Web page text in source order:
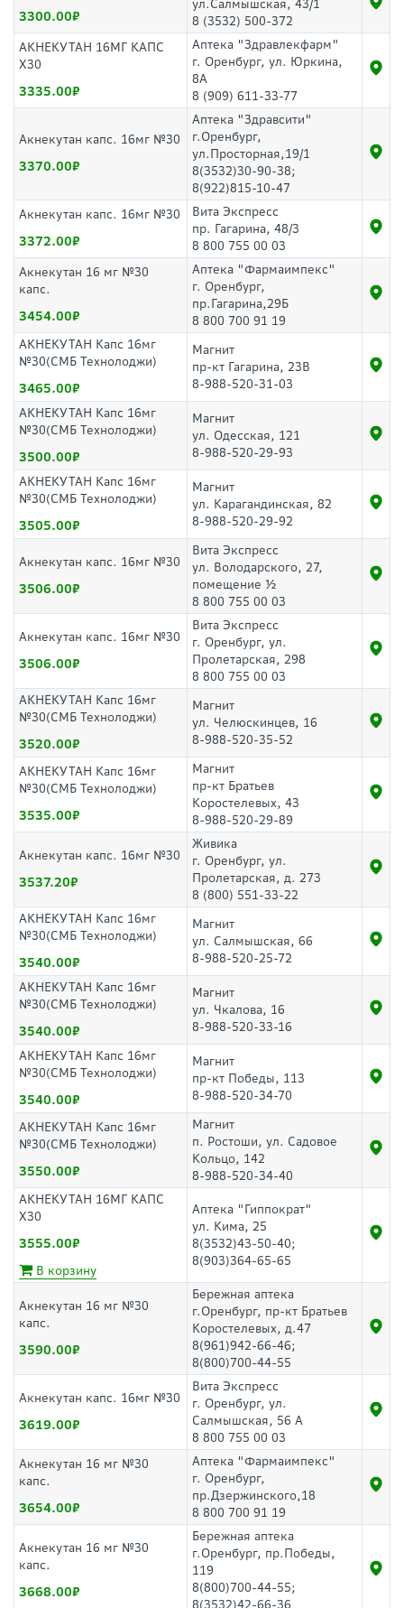
3300.00
ул.Салмышская, 43/1
8 (3532) 500-372
АКНЕКУТАН 16МГ КАПС
Х30
3335.00
Аптека "Здравлекфарм"
г. Оренбург, ул. Юркина,
8А
8 (909) 611-33-77
Акнекутан капс. 16мг №30
3370.00
Аптека "Здравсити"
г.Оренбург,
ул.Просторная,19/1
8(3532)30-90-38;
8(922)815-10-47
Акнекутан капс. 16мг №30
3372.00
Вита Экспресс
пр. Гагарина, 48/3
8 800 755 00 03
Акнекутан 16 мг №30
капс.
3454.00
Аптека "Фармаимпекс"
г. Оренбург,
пр.Гагарина,29Б
8 800 700 91 19
АКНЕКУТАН Капс 16мг
№30(СМБ Технолоджи)
3465.00
Магнит
пр-кт Гагарина, 23В
8-988-520-31-03
АКНЕКУТАН Капс 16мг
№30(СМБ Технолоджи)
3500.00
Магнит
ул. Одесская, 121
8-988-520-29-93
АКНЕКУТАН Капс 16мг
№30(СМБ Технолоджи)
3505.00
Магнит
ул. Карагандинская, 82
8-988-520-29-92
Акнекутан капс. 16мг №30
3506.00
Вита Экспресс
ул. Володарского, 27,
помещение ½
8 800 755 00 03
Акнекутан капс. 16мг №30
3506.00
Вита Экспресс
г. Оренбург, ул.
Пролетарская, 298
8 800 755 00 03
АКНЕКУТАН Капс 16мг
№30(СМБ Технолоджи)
3520.00
Магнит
ул. Челюскинцев, 16
8-988-520-35-52
АКНЕКУТАН Капс 16мг
№30(СМБ Технолоджи)
3535.00
Магнит
пр-кт Братьев
Коростелевых, 43
8-988-520-29-89
Акнекутан капс. 16мг №30
3537.20
Живика
г. Оренбург, ул.
Пролетарская, д. 273
8 (800) 551-33-22
АКНЕКУТАН Капс 16мг
№30(СМБ Технолоджи)
3540.00
Магнит
ул. Салмышская, 66
8-988-520-25-72
АКНЕКУТАН Капс 16мг
№30(СМБ Технолоджи)
3540.00
Магнит
ул. Чкалова, 16
8-988-520-33-16
АКНЕКУТАН Капс 16мг
№30(СМБ Технолоджи)
3540.00
Магнит
пр-кт Победы, 113
8-988-520-34-70
АКНЕКУТАН Капс 16мг
№30(СМБ Технолоджи)
3550.00
Магнит
п. Ростоши, ул. Садовое
Кольцо, 142
8-988-520-34-40
АКНЕКУТАН 16МГ КАПС
Х30
3555.00
В корзину
Аптека "Гиппократ"
ул. Кима, 25
8(3532)43-50-40;
8(903)364-65-65
Акнекутан 16 мг №30
капс.
3590.00
Бережная аптека
г.Оренбург, пр-кт Братьев
Коростелевых, д.47
8(961)942-66-46;
8(800)700-44-55
Акнекутан капс. 16мг №30
3619.00
Вита Экспресс
г. Оренбург, ул.
Салмышская, 56 А
8 800 755 00 03
Акнекутан 16 мг №30
капс.
3654.00
Аптека "Фармаимпекс"
г. Оренбург,
пр.Дзержинского,18
8 800 700 91 19
Акнекутан 16 мг №30
капс.
3668.00
Бережная аптека
г.Оренбург, пр.Победы,
119
8(800)700-44-55;
8(3532)42-66-36